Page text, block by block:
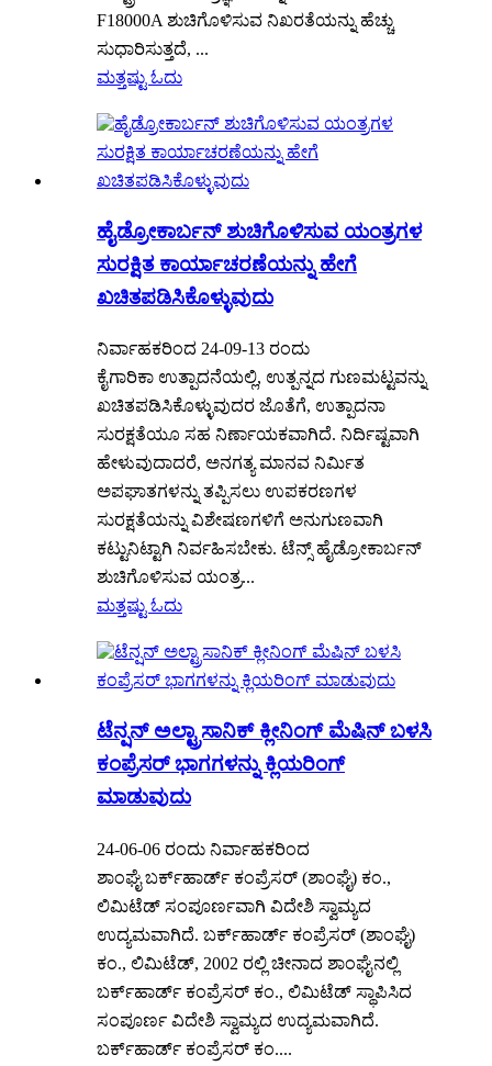
F18000A ಶುಚಿಗೊಳಿಸುವ ನಿಖರತೆಯನ್ನು ಹೆಚ್ಚು
ಸುಧಾರಿಸುತ್ತದೆ, ...
ಮತ್ತಷ್ಟು ಓದು
ಹೈಡ್ರೋಕಾರ್ಬನ್ ಶುಚಿಗೊಳಿಸುವ ಯಂತ್ರಗಳ
ಸುರಕ್ಷಿತ ಕಾರ್ಯಾಚರಣೆಯನ್ನು ಹೇಗೆ
ಖಚಿತಪಡಿಸಿಕೊಳ್ಳುವುದು
ನಿರ್ವಾಹಕರಿಂದ 24-09-13 ರಂದು
ಕೈಗಾರಿಕಾ ಉತ್ಪಾದನೆಯಲ್ಲಿ, ಉತ್ಪನ್ನದ ಗುಣಮಟ್ಟವನ್ನು
ಖಚಿತಪಡಿಸಿಕೊಳ್ಳುವುದರ ಜೊತೆಗೆ, ಉತ್ಪಾದನಾ
ಸುರಕ್ಷತೆಯೂ ಸಹ ನಿರ್ಣಾಯಕವಾಗಿದೆ. ನಿರ್ದಿಷ್ಟವಾಗಿ
ಹೇಳುವುದಾದರೆ, ಅನಗತ್ಯ ಮಾನವ ನಿರ್ಮಿತ
ಅಪಘಾತಗಳನ್ನು ತಪ್ಪಿಸಲು ಉಪಕರಣಗಳ
ಸುರಕ್ಷತೆಯನ್ನು ವಿಶೇಷಣಗಳಿಗೆ ಅನುಗುಣವಾಗಿ
ಕಟ್ಟುನಿಟ್ಟಾಗಿ ನಿರ್ವಹಿಸಬೇಕು. ಟೆನ್ಸ್ ಹೈಡ್ರೋಕಾರ್ಬನ್
ಶುಚಿಗೊಳಿಸುವ ಯಂತ್ರ...
ಮತ್ತಷ್ಟು ಓದು
ಟೆನ್ಷನ್ ಅಲ್ಟ್ರಾಸಾನಿಕ್ ಕ್ಲೀನಿಂಗ್ ಮೆಷಿನ್ ಬಳಸಿ
ಕಂಪ್ರೆಸರ್ ಭಾಗಗಳನ್ನು ಕ್ಲಿಯರಿಂಗ್
ಮಾಡುವುದು
24-06-06 ರಂದು ನಿರ್ವಾಹಕರಿಂದ
ಶಾಂಘೈ ಬರ್ಕ್‌ಹಾರ್ಡ್ ಕಂಪ್ರೆಸರ್ (ಶಾಂಘೈ) ಕಂ.,
ಲಿಮಿಟೆಡ್ ಸಂಪೂರ್ಣವಾಗಿ ವಿದೇಶಿ ಸ್ವಾಮ್ಯದ
ಉದ್ಯಮವಾಗಿದೆ. ಬರ್ಕ್‌ಹಾರ್ಡ್ ಕಂಪ್ರೆಸರ್ (ಶಾಂಘೈ)
ಕಂ., ಲಿಮಿಟೆಡ್, 2002 ರಲ್ಲಿ ಚೀನಾದ ಶಾಂಘೈನಲ್ಲಿ
ಬರ್ಕ್‌ಹಾರ್ಡ್ ಕಂಪ್ರೆಸರ್ ಕಂ., ಲಿಮಿಟೆಡ್ ಸ್ಥಾಪಿಸಿದ
ಸಂಪೂರ್ಣ ವಿದೇಶಿ ಸ್ವಾಮ್ಯದ ಉದ್ಯಮವಾಗಿದೆ.
ಬರ್ಕ್‌ಹಾರ್ಡ್ ಕಂಪ್ರೆಸರ್ ಕಂ....